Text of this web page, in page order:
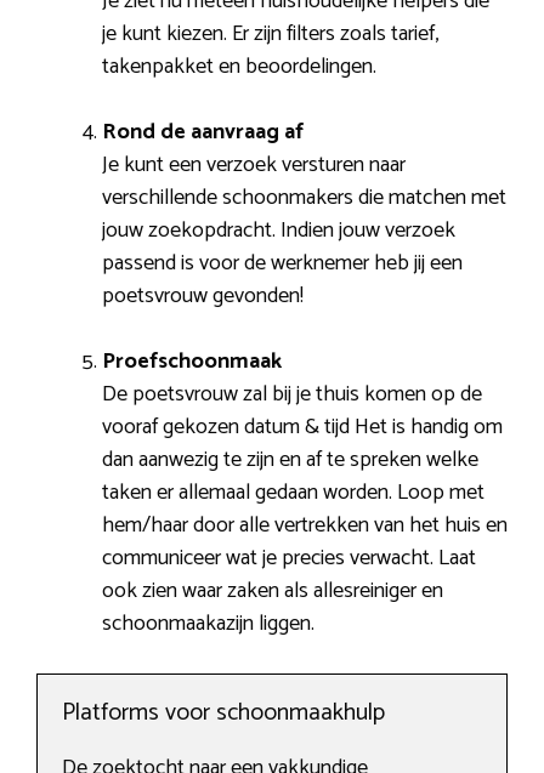
je kunt kiezen. Er zijn filters zoals tarief,
takenpakket en beoordelingen.
Rond de aanvraag af
Je kunt een verzoek versturen naar
verschillende schoonmakers die matchen met
jouw zoekopdracht. Indien jouw verzoek
passend is voor de werknemer heb jij een
poetsvrouw gevonden!
Proefschoonmaak
De poetsvrouw zal bij je thuis komen op de
vooraf gekozen datum & tijd Het is handig om
dan aanwezig te zijn en af te spreken welke
taken er allemaal gedaan worden. Loop met
hem/haar door alle vertrekken van het huis en
communiceer wat je precies verwacht. Laat
ook zien waar zaken als allesreiniger en
schoonmaakazijn liggen.
Platforms voor schoonmaakhulp